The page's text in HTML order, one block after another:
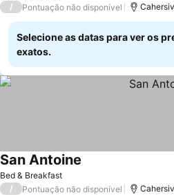
/ Pontuação não disponível
Selecione as datas para ver os
exatos.
Bed & Breakfast
San Antoine
/ Pontuação não disponível